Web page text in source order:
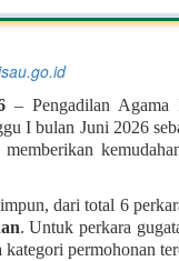
– Pengadilan Agama
I bulan Juni 2026
dari total 6
. Untuk perkara
kategori permohonan